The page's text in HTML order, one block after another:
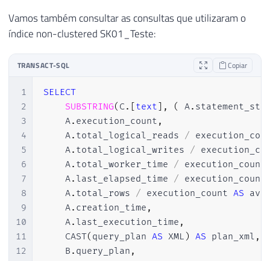
Vamos também consultar as consultas que utilizaram o
índice non-clustered SK01_Teste:
TRANSACT-SQL Copiar
1
2
3
4
5
6
7
8
9
10
11
12
SELECT
SUBSTRING( C. text , ( A.
    A
. execution_count ,
    A
. total_logical_reads /
    A
. total_logical_writes /
    A
. total_worker_time /
    A
. last_elapsed_time /
    A
. total_rows / execution_count AS
    A
. creation_time ,
    A
. last_execution_time ,
    CAST
( query_plan AS XML ) AS plan_xml ,
    B
. query_plan ,